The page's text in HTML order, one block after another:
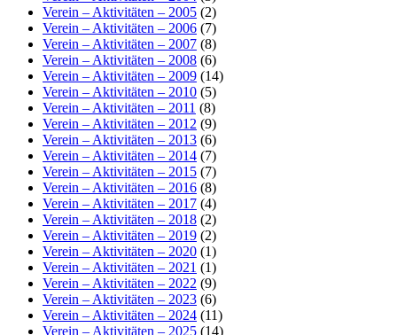
Verein – Aktivitäten – 2005 (2)
Verein – Aktivitäten – 2006 (7)
Verein – Aktivitäten – 2007 (8)
Verein – Aktivitäten – 2008 (6)
Verein – Aktivitäten – 2009 (14)
Verein – Aktivitäten – 2010 (5)
Verein – Aktivitäten – 2011 (8)
Verein – Aktivitäten – 2012 (9)
Verein – Aktivitäten – 2013 (6)
Verein – Aktivitäten – 2014 (7)
Verein – Aktivitäten – 2015 (7)
Verein – Aktivitäten – 2016 (8)
Verein – Aktivitäten – 2017 (4)
Verein – Aktivitäten – 2018 (2)
Verein – Aktivitäten – 2019 (2)
Verein – Aktivitäten – 2020 (1)
Verein – Aktivitäten – 2021 (1)
Verein – Aktivitäten – 2022 (9)
Verein – Aktivitäten – 2023 (6)
Verein – Aktivitäten – 2024 (11)
Verein – Aktivitäten – 2025 (14)